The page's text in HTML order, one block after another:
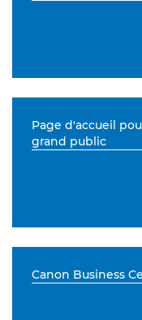
Page d'accueil
grand public
Canon Business